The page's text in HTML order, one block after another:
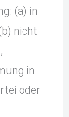
(a) in
nicht
in
oder